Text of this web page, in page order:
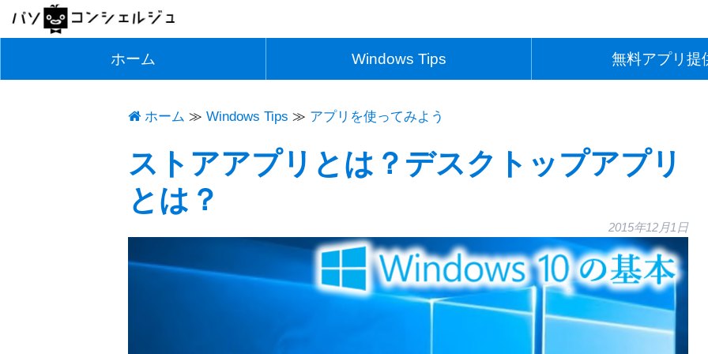
ホーム Windows Tips 無料アプリ提
ホーム Windows Tips ≫ アプリを使ってみよう
ストアアプリとは？デスクトップアプリ
とは？
2015年12月1日